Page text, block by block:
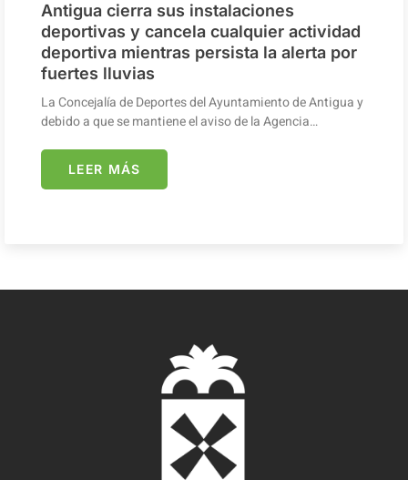
Antigua cierra sus instalaciones
deportivas y cancela cualquier actividad
deportiva mientras persista la alerta por
fuertes lluvias
La Concejalía de Deportes del Ayuntamiento de Antigua y
debido a que se mantiene el aviso de la Agencia…
LEER MÁS